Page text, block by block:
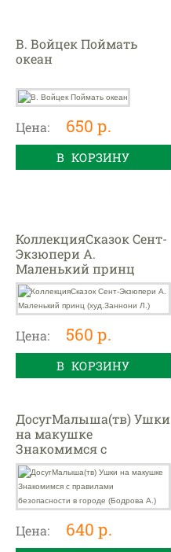
В. Войцек Поймать
океан
Цена: 650 р.
В КОРЗИНУ
КоллекцияСказок Сент-
Экзюпери А.
Маленький принц
(худ.Заннони Л.)
Цена: 560 р.
В КОРЗИНУ
ДосугМалыша(тв) Ушки
на макушке
Знакомимся с
правилами
безопасности в городе
(Бодрова А.)
Цена: 640 р.